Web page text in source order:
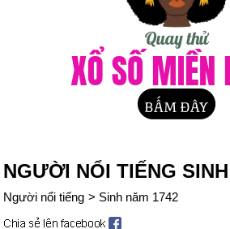
NGƯỜI NỔI TIẾNG
Người nổi tiếng > Sinh năm 1742